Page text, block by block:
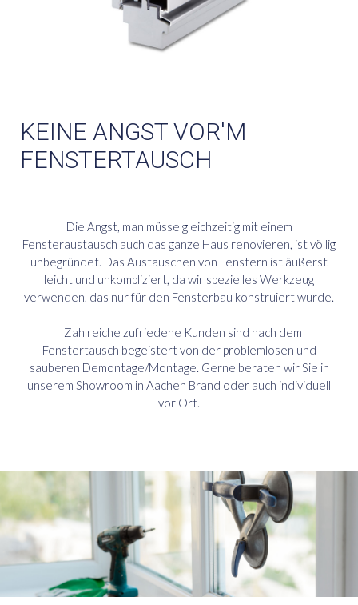
KEINE ANGST VOR'M
FENSTERTAUSCH
Die Angst, man müsse gleichzeitig mit einem
Fensteraustausch auch das ganze Haus renovieren, ist völlig
unbegründet. Das Austauschen von Fenstern ist äußerst
leicht und unkompliziert, da wir spezielles Werkzeug
verwenden, das nur für den Fensterbau konstruiert wurde.
Zahlreiche zufriedene Kunden sind nach dem
Fenstertausch begeistert von der problemlosen und
sauberen Demontage/Montage. Gerne beraten wir Sie in
unserem Showroom in Aachen Brand oder auch individuell
vor Ort.